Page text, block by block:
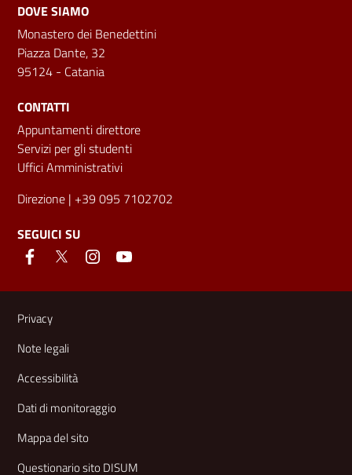
DOVE SIAMO
Monastero dei Benedettini
Piazza Dante, 32
95124 - Catania
CONTATTI
Appuntamenti direttore
Servizi per gli studenti
Uffici Amministrativi
Direzione | +39 095 7102702
SEGUICI SU
Link e informazioni utili
Privacy
Note legali
Accessibilità
Dati di monitoraggio
Mappa del sito
Questionario sito DISUM